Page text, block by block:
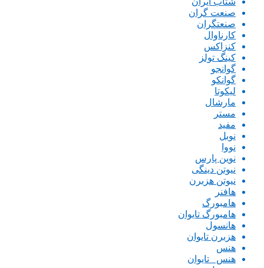
صنعت گران
صنعتگران
کارناوال
کنزاکس
کینگ تولز
گوانجو
گوانکو
لیکوتا
مارشال
مستر
مفید
نوبل
نووا
نوین پارس
نیوتن دینگی
نیوتن هزبرن
هافنر
هامبورگ
هامبورگ تایوان
هانسول
هزبرن تایوان
هنس
هنس _تایوان